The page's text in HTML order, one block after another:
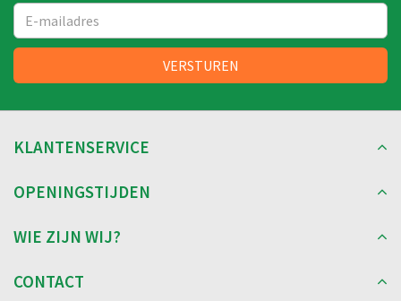
KLANTENSERVICE
OPENINGSTIJDEN
WIE ZIJN WIJ?
CONTACT